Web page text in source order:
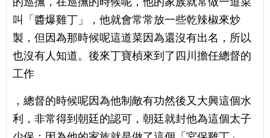
叫「醬爆雞丁」，他就會常常放一些乾辣椒來炒
製，但因為那時候呢這道菜因為還沒有出名，所以
也沒有人知道。後來丁寶楨來到了四川擔任總督的
工作
，總督的時候呢因為他制敵有功然後又大興這個水
利，非常得到朝廷的認可，朝廷就封他為這個太子